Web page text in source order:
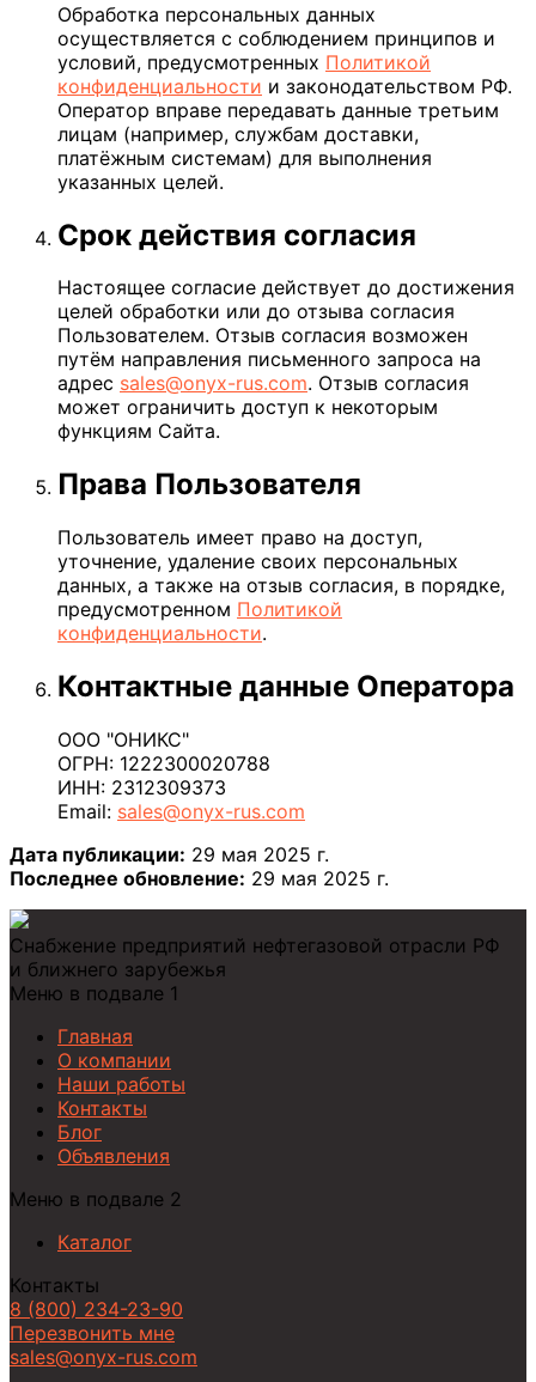
Обработка персональных данных
осуществляется с соблюдением принципов и
условий, предусмотренных Политикой
конфиденциальности и законодательством РФ.
Оператор вправе передавать данные третьим
лицам (например, службам доставки,
платёжным системам) для выполнения
указанных целей.
Срок действия согласия
Настоящее согласие действует до достижения
целей обработки или до отзыва согласия
Пользователем. Отзыв согласия возможен
путём направления письменного запроса на
адрес sales@onyx-rus.com. Отзыв согласия
может ограничить доступ к некоторым
функциям Сайта.
Права Пользователя
Пользователь имеет право на доступ,
уточнение, удаление своих персональных
данных, а также на отзыв согласия, в порядке,
предусмотренном Политикой
конфиденциальности.
Контактные данные Оператора
ООО "ОНИКС"
ОГРН: 1222300020788
ИНН: 2312309373
Email: sales@onyx-rus.com
Дата публикации: 29 мая 2025 г.
Последнее обновление: 29 мая 2025 г.
Снабжение предприятий нефтегазовой отрасли РФ
и ближнего зарубежья
Меню в подвале 1
Главная
О компании
Наши работы
Контакты
Блог
Объявления
Меню в подвале 2
Каталог
Контакты
8 (800) 234-23-90
Перезвонить мне
sales@onyx-rus.com